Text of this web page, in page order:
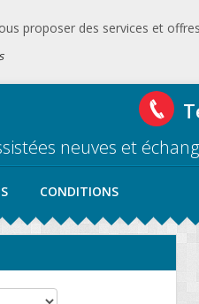
proposer des services et
neuves et
CONDITIONS